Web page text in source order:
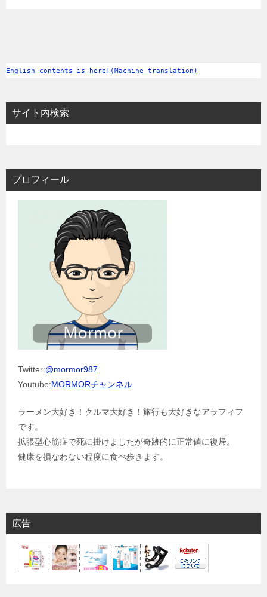
English contents is here!(Machine translation)
サイト内検索
プロフィール
Twitter:@mormor987
Youtube:MORMORチャンネル
ラーメン大好き！クルマ大好き！旅行も大好きなアラフィフ
です。
拡張型心筋症で死に掛けましたが奇跡的に正常値に復帰。
健康を損なわない程度に食べ歩きます。
広告